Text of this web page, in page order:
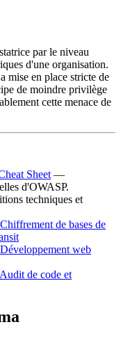
par le niveau
d'une organisation.
mise en place stricte de
de moindre privilège
cette menace de
Sheet —
d'OWASP.
techniques et
Chiffrement de bases de
Développement web
Audit de code et